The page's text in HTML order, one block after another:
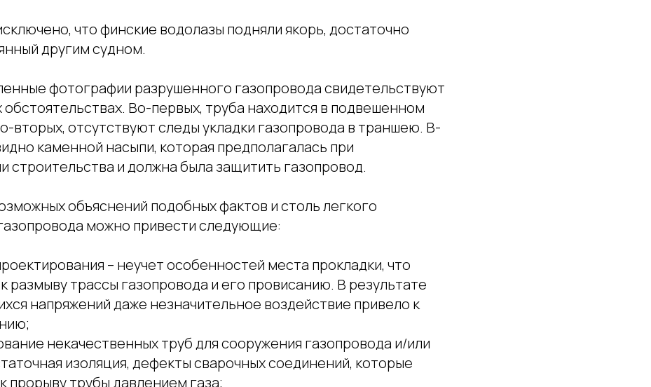
что финские водолазы подняли якорь, достаточно
другим судном.
фотографии разрушенного газопровода свидетельствуют
обстоятельствах. Во-первых, труба находится в подвешенном
вторых, отсутствуют следы укладки газопровода в траншею. В-
каменной насыпи, которая предполагалась при
строительства и должна была защитить газопровод.
объяснений подобных фактов и столь легкого
можно привести следующие:
– неучет особенностей места прокладки, что
размыву трассы газопровода и его провисанию. В результате
напряжений даже незначительное воздействие привело к
некачественных труб для сооружения газопровода и/или
изоляция, дефекты сварочных соединений, которые
прорыву трубы давлением газа;